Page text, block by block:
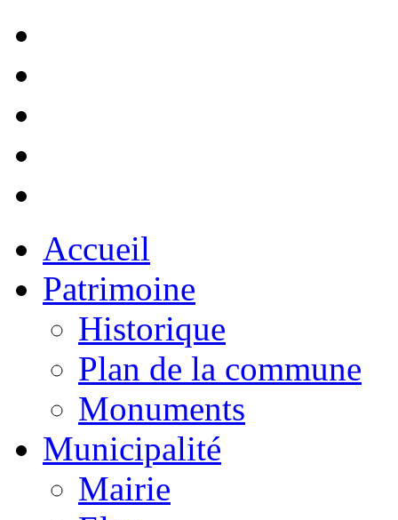
Accueil
Patrimoine
Historique
Plan de la commune
Monuments
Municipalité
Mairie